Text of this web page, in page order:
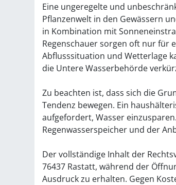
Eine ungeregelte und
Pflanzenwelt in den Gewässern
in Kombination mit
Regenschauer sorgen oft nur für
Abflusssituation und Wetterlage
die Untere Wasserbehörde
Zu beachten ist, dass sich die
Tendenz bewegen. Ein
aufgefordert, Wasser
Regenwasserspeicher und der
Der vollständige Inhalt der
76437 Rastatt, während der
Ausdruck zu erhalten. Gegen